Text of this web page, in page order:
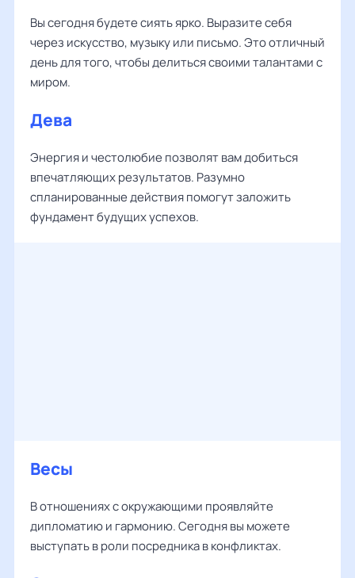
Вы сегодня будете сиять ярко. Выразите себя
через искусство, музыку или письмо. Это отличный
день для того, чтобы делиться своими талантами с
миром.
Дева
Энергия и честолюбие позволят вам добиться
впечатляющих результатов. Разумно
спланированные действия помогут заложить
фундамент будущих успехов.
Весы
В отношениях с окружающими проявляйте
дипломатию и гармонию. Сегодня вы можете
выступать в роли посредника в конфликтах.